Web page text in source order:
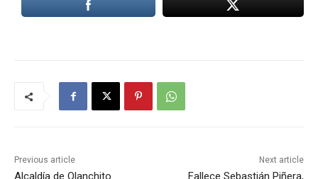
Previous article
Alcaldía de Olanchito
Next article
Fallece Sebastián Piñera,